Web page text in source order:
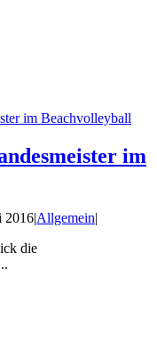
im Beachvolleyball
im
2016|Allgemein|
die